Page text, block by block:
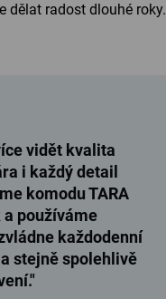
dělat radost dlouhé roky.
vidět kvalita
i každý detail
komodu TARA
používáme
každodenní
stejně spolehlivě